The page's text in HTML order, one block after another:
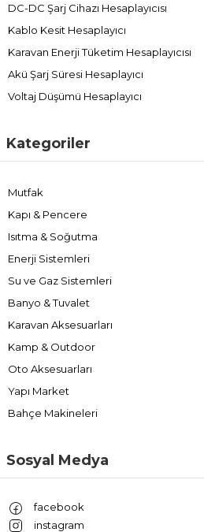
DC-DC Şarj Cihazı Hesaplayıcısı
Kablo Kesit Hesaplayıcı
Karavan Enerji Tüketim Hesaplayıcısı
Akü Şarj Süresi Hesaplayıcı
Voltaj Düşümü Hesaplayıcı
Kategoriler
Mutfak
Kapı & Pencere
Isıtma & Soğutma
Enerji Sistemleri
Su ve Gaz Sistemleri
Banyo & Tuvalet
Karavan Aksesuarları
Kamp & Outdoor
Oto Aksesuarları
Yapı Market
Bahçe Makineleri
Sosyal Medya
facebook
instagram